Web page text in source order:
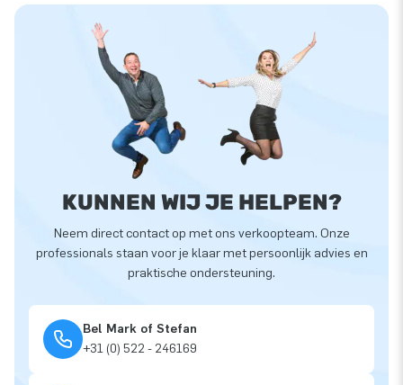
KUNNEN WIJ JE HELPEN?
Neem direct contact op met ons verkoopteam. Onze
professionals staan voor je klaar met persoonlijk advies en
praktische ondersteuning.
Bel Mark of Stefan
+31 (0) 522 - 246169